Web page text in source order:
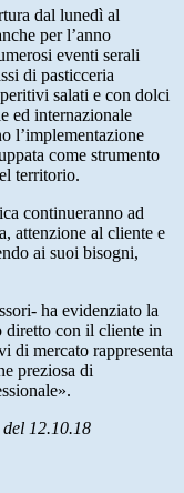
dal lunedì al
per l’anno
eventi serali
di pasticceria
salati e con dolci
ed internazionale
l’implementazione
come strumento
territorio.
continueranno ad
attenzione al cliente e
ai suoi bisogni,
ha evidenziato la
diretto con il cliente in
di mercato rappresenta
preziosa di
12.10.18